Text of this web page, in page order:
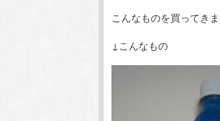
こんなものを買ってき
↓こんなもの